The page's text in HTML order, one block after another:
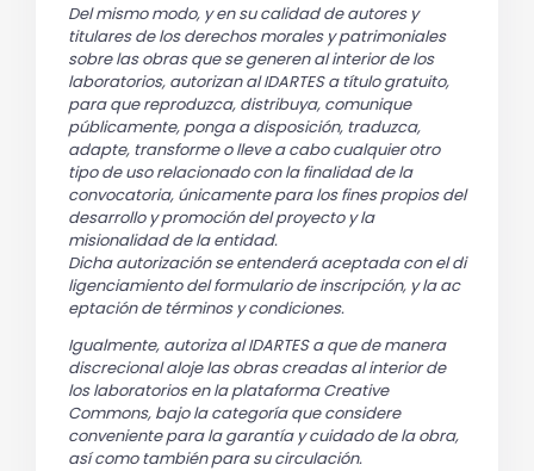
Del mismo modo, y en su calidad de autores y
titulares de los derechos morales y patrimoniales
sobre las obras que se generen al interior de los
laboratorios, autorizan al IDARTES a título gratuito,
para que reproduzca, distribuya, comunique
públicamente, ponga a disposición, traduzca,
adapte, transforme o lleve a cabo cualquier otro
tipo de uso relacionado con la finalidad de la
convocatoria, únicamente para los fines propios del
desarrollo y promoción del proyecto y la
misionalidad de la entidad.
Dicha autorización se entenderá aceptada con el di
ligenciamiento del formulario de inscripción, y la ac
eptación de términos y condiciones.
Igualmente, autoriza al IDARTES a que de manera
discrecional aloje las obras creadas al interior de
los laboratorios en la plataforma Creative
Commons, bajo la categoría que considere
conveniente para la garantía y cuidado de la obra,
así como también para su circulación.